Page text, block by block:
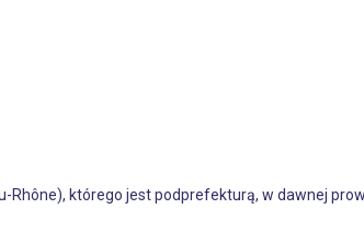
którego jest podprefekturą, w dawnej